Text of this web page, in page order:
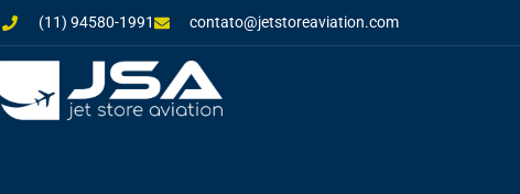
(11) 94580-1991 contato@jetstoreaviation.com